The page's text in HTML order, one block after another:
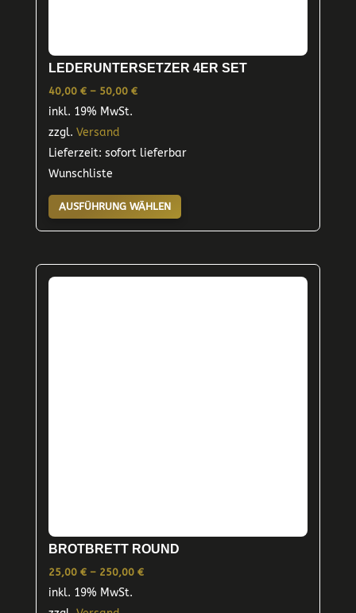
LEDERUNTERSETZER 4ER SET
40,00 € – 50,00 €Preisspanne:
50,00 €
inkl. 19% MwSt.
zzgl. Versand
Lieferzeit: sofort lieferbar
Wunschliste
AUSFÜHRUNG WÄHLEN
Dieses
Produkt
weist
Varianten
BROTBRETT ROUND
25,00 € – 250,00 €Preisspanne:
inkl. 19% MwSt.